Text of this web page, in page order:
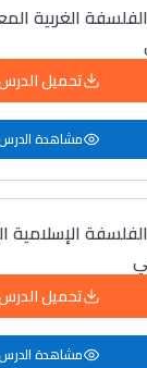
الغربية
تحميل
مشاهدة
الإسلامية
تحميل
مشاهدة